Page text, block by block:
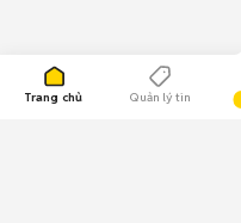
Trang chủ Quản lý tin